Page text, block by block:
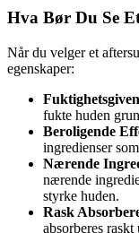
Hva Bør Du Se
Når du velger et
egenskaper:
fukte huden
Beroligende
ingredienser
Nærende
nærende
styrke huden.
Rask
absorberes